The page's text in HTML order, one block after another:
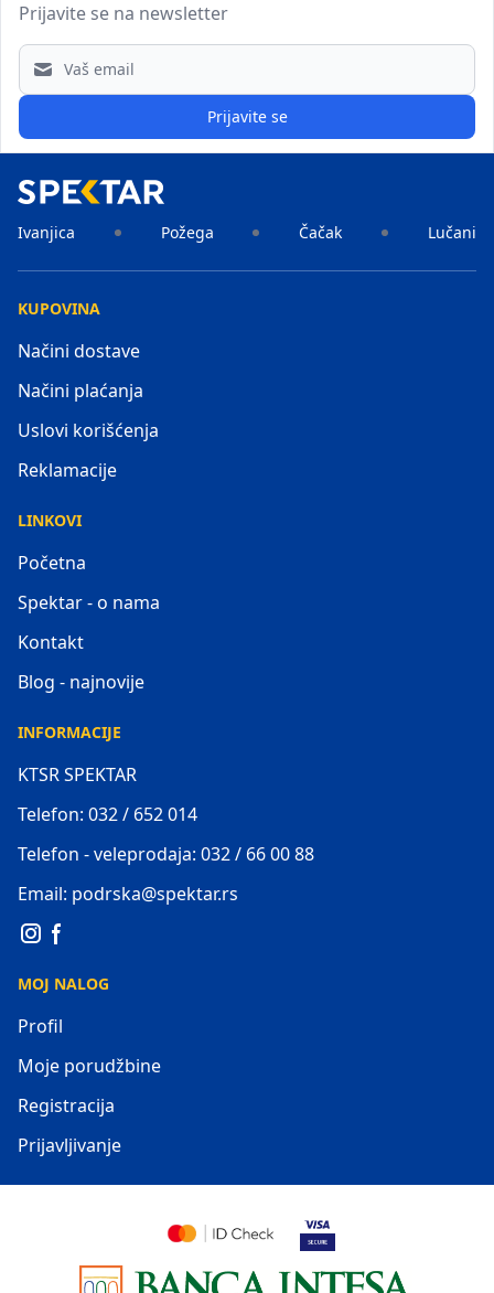
Prijavite se na newsletter
Email address
Prijavite se
Ivanjica Požega Čačak Lučani
KUPOVINA
Načini dostave
Načini plaćanja
Uslovi korišćenja
Reklamacije
LINKOVI
Početna
Spektar - o nama
Kontakt
Blog - najnovije
INFORMACIJE
KTSR SPEKTAR
Telefon: 032 / 652 014
Telefon - veleprodaja: 032 / 66 00 88
Email: podrska@spektar.rs
MOJ NALOG
Profil
Moje porudžbine
Registracija
Prijavljivanje